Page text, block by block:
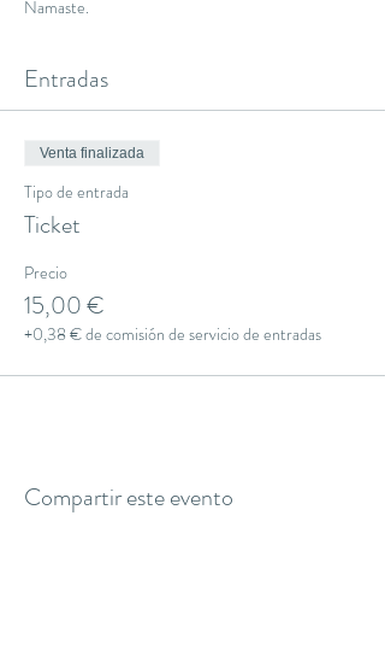
Namaste.
Entradas
Venta finalizada
Tipo de entrada
Ticket
Precio
15,00 €
+0,38 € de comisión de servicio de entradas
Compartir este evento